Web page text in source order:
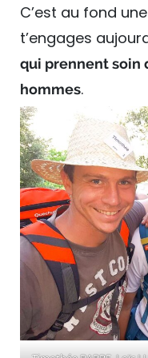
C’est au fond
t’engages
qui prennent soin
hommes.